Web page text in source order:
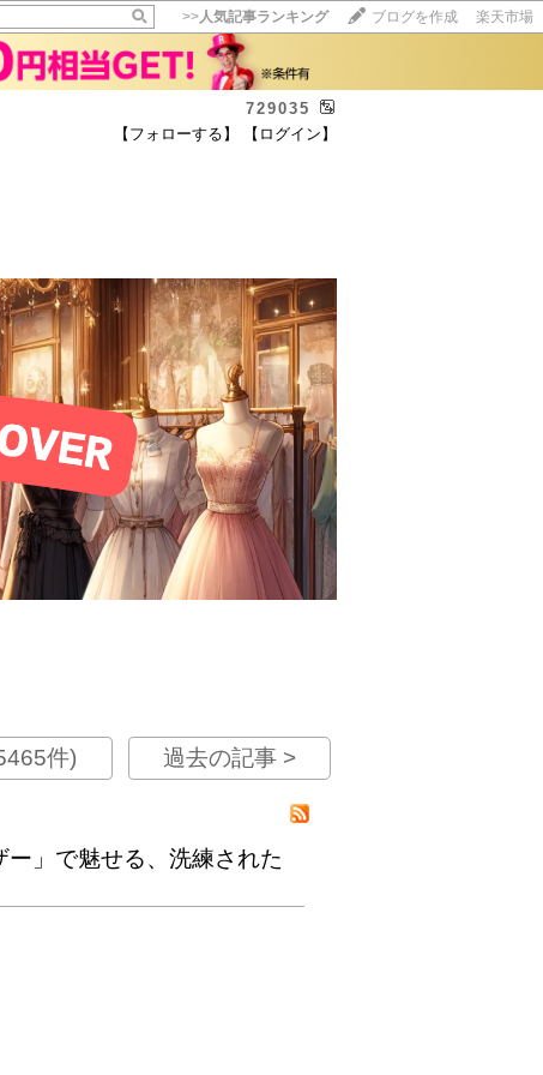
>>人気記事ランキング ブログを作成 楽天市場
729035
【フォローする】
【ログイン】
件) 過去の記事 >
ー」で魅せる、洗練された